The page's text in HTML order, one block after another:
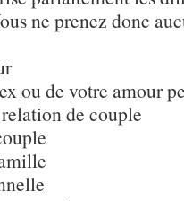
ne prenez donc
ou de votre amour
de couple